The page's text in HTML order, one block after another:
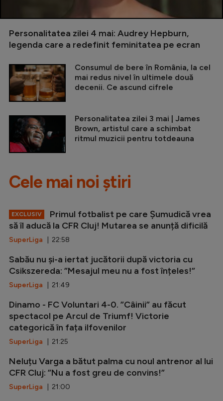
Personalitatea zilei 4 mai: Audrey Hepburn,
legenda care a redefinit feminitatea pe ecran
Consumul de bere în România, la cel
mai redus nivel în ultimele două
decenii. Ce ascund cifrele
Personalitatea zilei 3 mai | James
Brown, artistul care a schimbat
ritmul muzicii pentru totdeauna
Cele mai noi știri
EXCLUSIV
Primul fotbalist pe care Șumudică vrea
să îl aducă la CFR Cluj! Mutarea se anunță dificilă
SuperLiga | 22:58
Sabău nu și-a iertat jucătorii după victoria cu
Csikszereda: ”Mesajul meu nu a fost înțeles!”
SuperLiga | 21:49
Dinamo - FC Voluntari 4-0. ”Câinii” au făcut
spectacol pe Arcul de Triumf! Victorie
categorică în fața ilfovenilor
SuperLiga | 21:25
Neluțu Varga a bătut palma cu noul antrenor al lui
CFR Cluj: ”Nu a fost greu de convins!”
SuperLiga | 21:00